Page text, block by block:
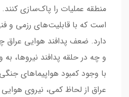
ﻣﻨﻄﻘﻪ ﻋﻤﻠﯿﺎت را ﭘﺎکﺳﺎزی
اﺳﺖ ﮐﻪ ﺑﺎ ﻗﺎﺑﻠﯿﺖﻫﺎی رزﻣﯽ و
دارد. ﺿﻌﻒ ﭘﺪاﻓﻨﺪ ﻫﻮاﯾﯽ ﻋﺮاق
و ﭼﻪ در ﺣﻠﻘﻪ ﭘﺪاﻓﻨﺪ ﻧﯿﺮوﻫﺎ،
ﺑﺎ وﺟﻮد ﮐمبود ﻫﻮاﭘﯿﻤﺎﻫﺎی
ﻋﺮاق از ﻟﺤﺎظ ﮐﻤﯽ، ﻧﯿﺮوی